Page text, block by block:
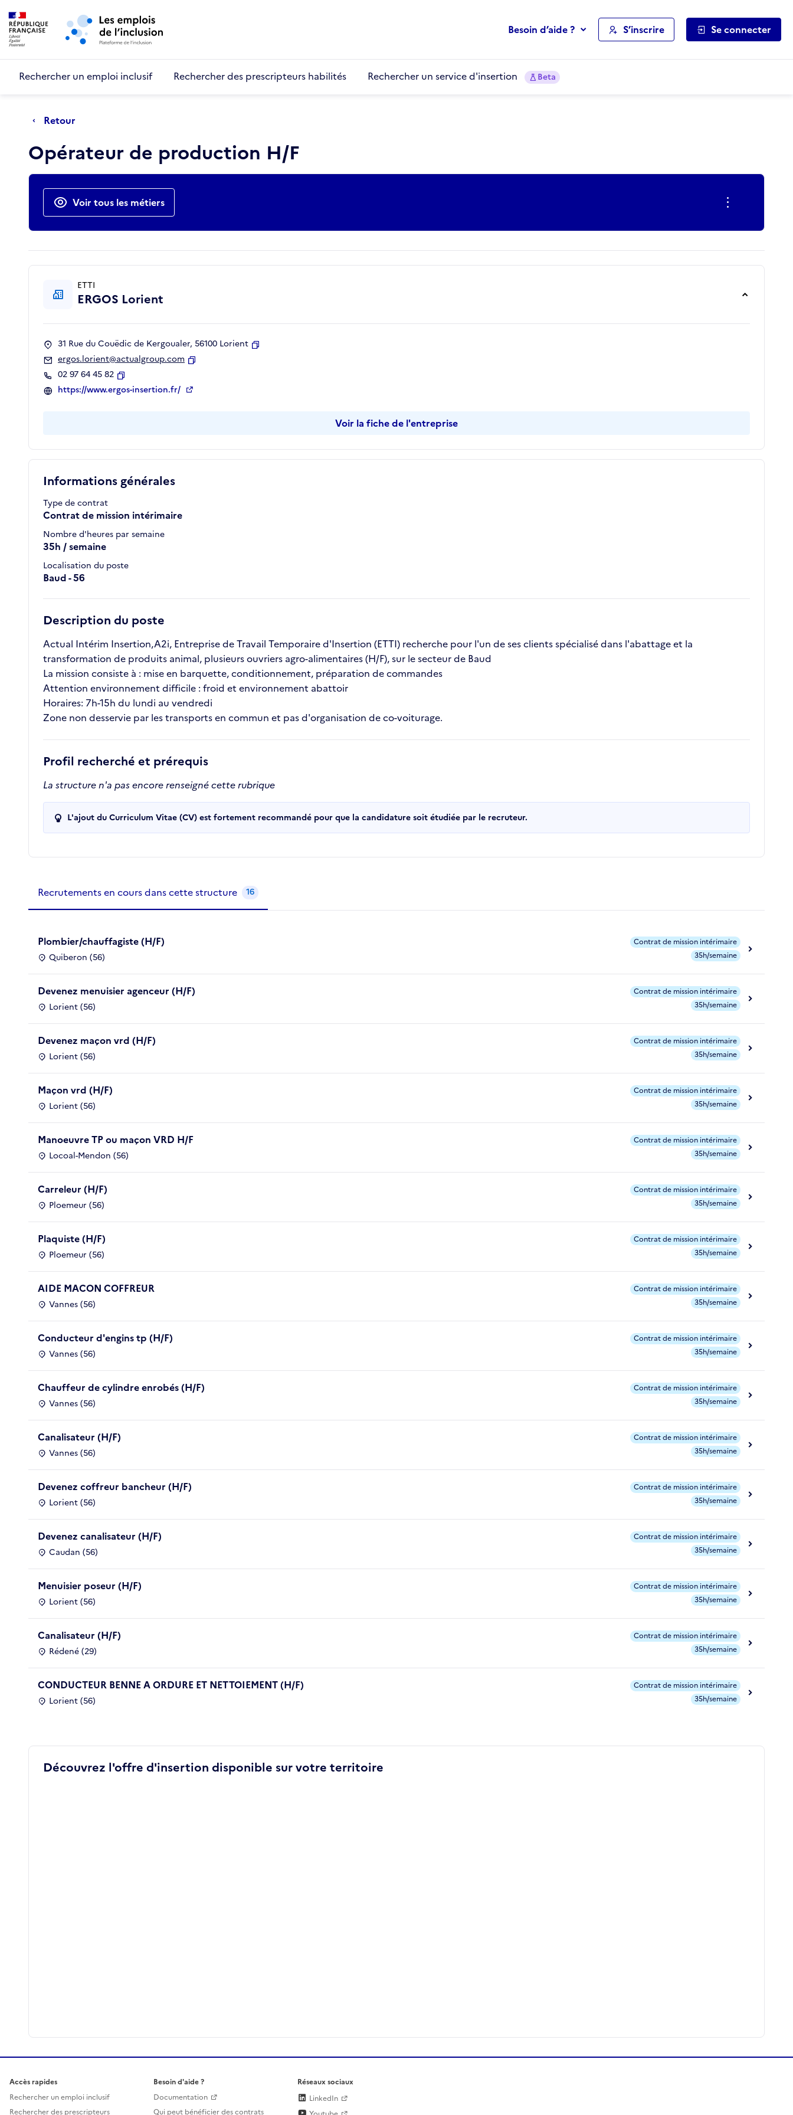
Aller au menu principal
Besoin d’aide ? S’inscrire Se connecter
Rechercher un emploi inclusif Rechercher des prescripteurs habilités Rechercher un service d'insertion Beta
Retour
Opérateur de production H/F
Actions rapides
Voir tous les métiers
Informations générales
Type de contrat
Contrat de mission intérimaire
Nombre d'heures par semaine
35h / semaine
Localisation du poste
Baud - 56
Description du poste
Actual Intérim Insertion,A2i, Entreprise de Travail Temporaire d'Insertion (ETTI) recherche pour l'un de ses clients spécialisé dans l'abattage et la
transformation de produits animal, plusieurs ouvriers agro-alimentaires (H/F), sur le secteur de Baud
La mission consiste à : mise en barquette, conditionnement, préparation de commandes
Attention environnement difficile : froid et environnement abattoir
Horaires: 7h-15h du lundi au vendredi
Zone non desservie par les transports en commun et pas d'organisation de co-voiturage.
Profil recherché et prérequis
La structure n'a pas encore renseigné cette rubrique
L'ajout du Curriculum Vitae (CV) est fortement recommandé pour que la candidature soit étudiée par le recruteur.
ETTI
ERGOS Lorient
31 Rue du Couëdic de Kergoualer, 56100 Lorient
ergos.lorient@actualgroup.com
02 97 64 45 82
Copier
https://www.ergos-insertion.fr/
Voir la fiche de l'entreprise
Recrutements de la structure
Recrutements en cours dans cette structure 16
Plombier/chauffagiste (H/F)
Quiberon (56)
Contrat de mission intérimaire
35h/semaine
Devenez menuisier agenceur (H/F)
Lorient (56)
Contrat de mission intérimaire
35h/semaine
Devenez maçon vrd (H/F)
Lorient (56)
Contrat de mission intérimaire
35h/semaine
Maçon vrd (H/F)
Lorient (56)
Contrat de mission intérimaire
35h/semaine
Manoeuvre TP ou maçon VRD H/F
Locoal-Mendon (56)
Contrat de mission intérimaire
35h/semaine
Carreleur (H/F)
Ploemeur (56)
Contrat de mission intérimaire
35h/semaine
Plaquiste (H/F)
Ploemeur (56)
Contrat de mission intérimaire
35h/semaine
AIDE MACON COFFREUR
Vannes (56)
Contrat de mission intérimaire
35h/semaine
Conducteur d'engins tp (H/F)
Vannes (56)
Contrat de mission intérimaire
35h/semaine
Chauffeur de cylindre enrobés (H/F)
Vannes (56)
Contrat de mission intérimaire
35h/semaine
Canalisateur (H/F)
Vannes (56)
Contrat de mission intérimaire
35h/semaine
Devenez coffreur bancheur (H/F)
Lorient (56)
Contrat de mission intérimaire
35h/semaine
Devenez canalisateur (H/F)
Caudan (56)
Contrat de mission intérimaire
35h/semaine
Menuisier poseur (H/F)
Lorient (56)
Contrat de mission intérimaire
35h/semaine
Canalisateur (H/F)
Rédené (29)
Contrat de mission intérimaire
35h/semaine
CONDUCTEUR BENNE A ORDURE ET NETTOIEMENT (H/F)
Lorient (56)
Contrat de mission intérimaire
35h/semaine
Découvrez l'offre d'insertion disponible sur votre territoire
Accès rapides
Rechercher un emploi inclusif
Rechercher des prescripteurs
Besoin d'aide ?
Documentation
Qui peut bénéficier des contrats
Réseaux sociaux
LinkedIn